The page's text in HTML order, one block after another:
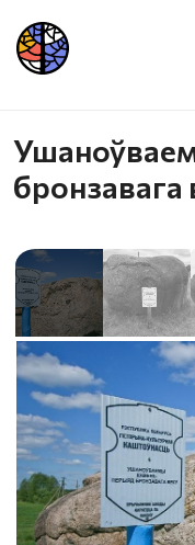
бронзавага